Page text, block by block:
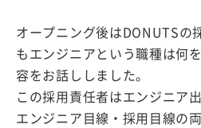
オープニング後はDONUTSの
もエンジニアという職種は何
容をお話ししました。
この採用責任者はエンジニア
エンジニア目線・採用目線の